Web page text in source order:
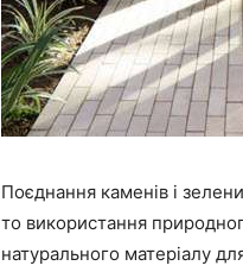
Поєднання каменів і
то використання
натурального матеріалу